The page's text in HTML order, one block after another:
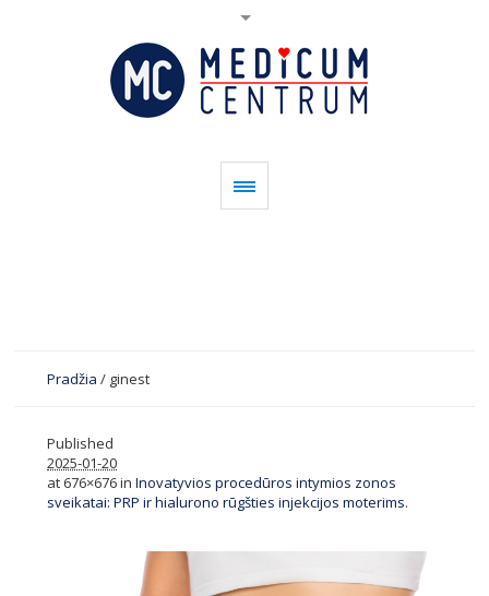
Pradžia / ginest
Published
2025-01-20
at 676×676 inInovatyvios procedūros intymios zonos
sveikatai: PRP ir hialurono rūgšties injekcijos moterims.